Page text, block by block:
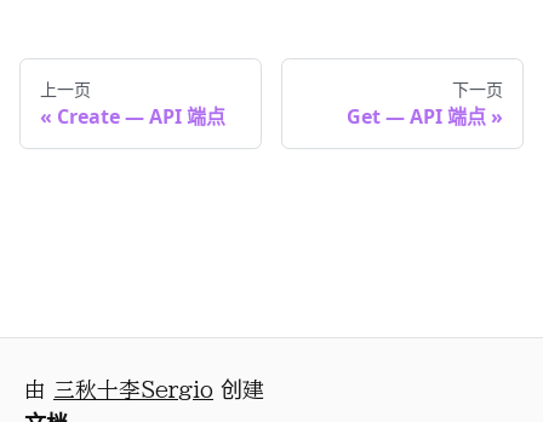
上一页
Create — API 端点
下一页
Get — API 端点
由 三秋十李Sergio 创建